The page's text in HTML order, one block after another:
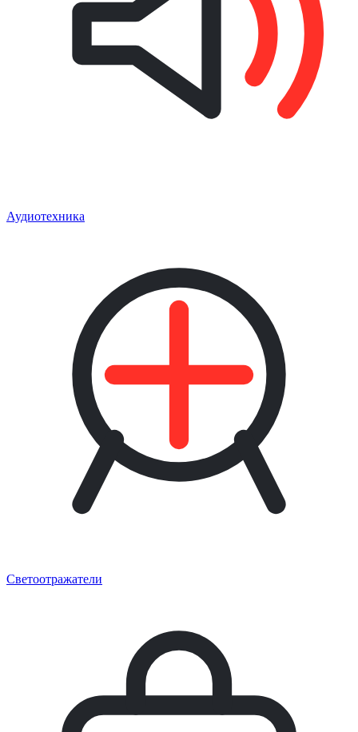
Аудиотехника
Светоотражатели